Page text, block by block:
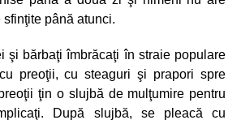
până atunci.
şi bărbaţi îmbrăcaţi în straie populare
preoţii, cu steaguri şi prapori spre
ţin o slujbă de mulţumire pentru
După slujbă, se pleacă cu